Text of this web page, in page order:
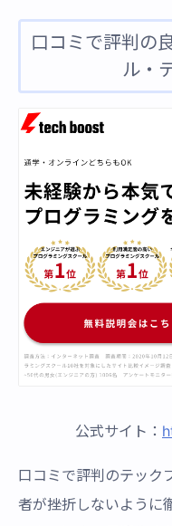
口コミで評判の
ル・
公式サイト：
口コミで評判のテッ
者が挫折しないように